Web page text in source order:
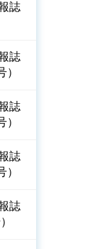
誌
誌
）
誌
）
誌
）
誌